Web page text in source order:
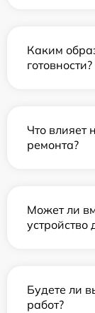
Каким
готовности?
Что влияет
ремонта?
Может ли
устройство
Будете ли
работ?